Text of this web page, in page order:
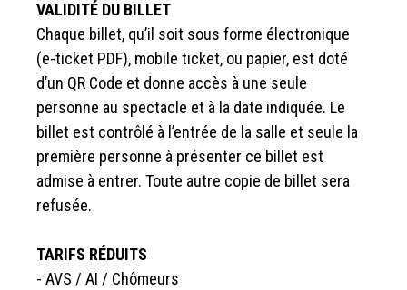
VALIDITÉ DU BILLET
Chaque billet, qu’il soit sous forme électronique
(e-ticket PDF), mobile ticket, ou papier, est doté
d’un QR Code et donne accès à une seule
personne au spectacle et à la date indiquée. Le
billet est contrôlé à l’entrée de la salle et seule la
première personne à présenter ce billet est
admise à entrer. Toute autre copie de billet sera
refusée.
TARIFS RÉDUITS
- AVS / AI / Chômeurs